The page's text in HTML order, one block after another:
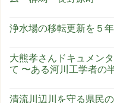
浄水場の移転更新を５
大熊孝さんドキュメン
て 〜ある河川工学者の
清流川辺川を守る県民